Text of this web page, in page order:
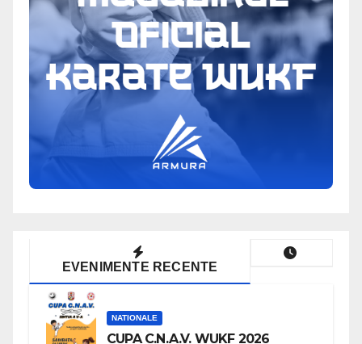
EVENIMENTE RECENTE
NATIONALE
CUPA C.N.A.V. WUKF 2026